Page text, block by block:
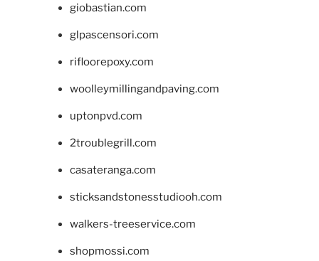
giobastian.com
glpascensori.com
rifloorepoxy.com
woolleymillingandpaving.com
uptonpvd.com
2troublegrill.com
casateranga.com
sticksandstonesstudiooh.com
walkers-treeservice.com
shopmossi.com